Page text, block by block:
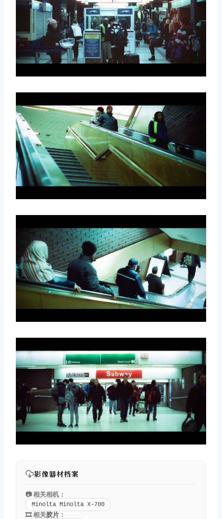
影像器材档案
📷 相关相机：
Minolta Minolta X-700
🎞️ 相关胶片 ：